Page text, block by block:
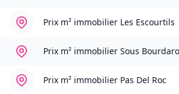
Prix m² immobilier Les Escourtils
Prix m² immobilier Sous
Prix m² immobilier Pas Del Roc